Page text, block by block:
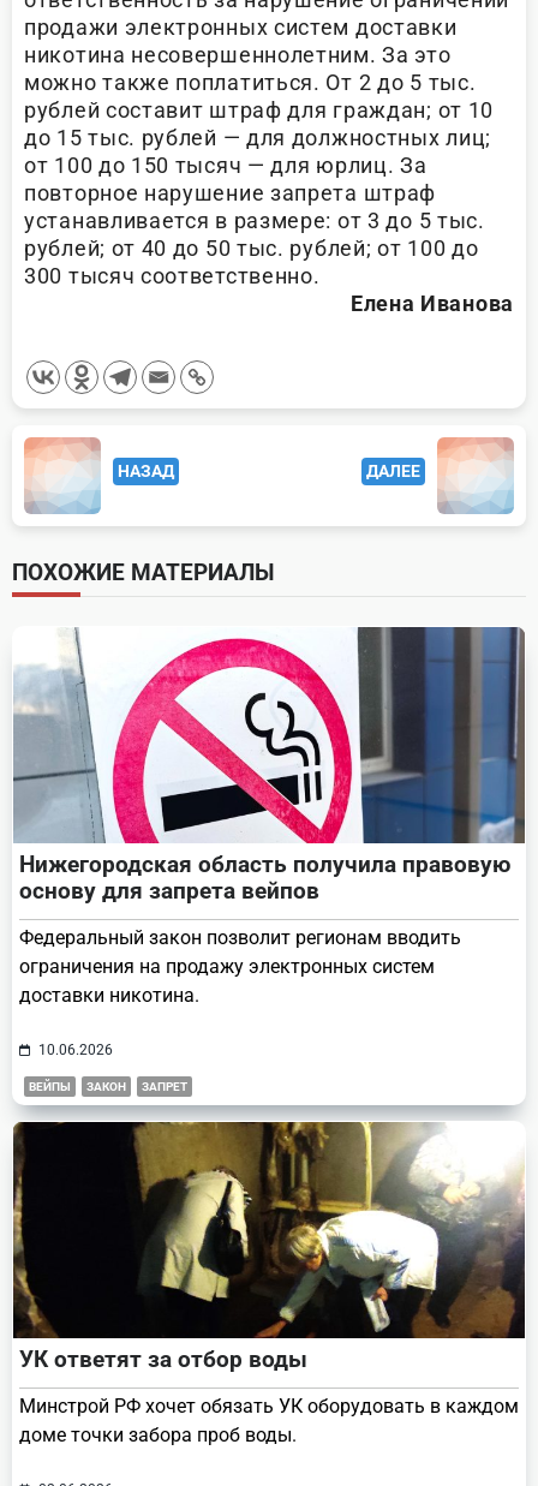
продажи электронных систем доставки
никотина несовершеннолетним. За это
можно также поплатиться. От 2 до 5 тыс.
рублей составит штраф для граждан; от 10
до 15 тыс. рублей — для должностных лиц;
от 100 до 150 тысяч — для юрлиц. За
повторное нарушение запрета штраф
устанавливается в размере: от 3 до 5 тыс.
рублей; от 40 до 50 тыс. рублей; от 100 до
300 тысяч соответственно.
Елена Иванова
<span
class="nav-
subtitle
screen-
reader-
text">Page</span>
НАЗАД ДАЛЕЕ
ПОХОЖИЕ МАТЕРИАЛЫ
Нижегородская область получила правовую
основу для запрета вейпов
Федеральный закон позволит регионам вводить
ограничения на продажу электронных систем
доставки никотина.
10.06.2026
ВЕЙПЫ ЗАКОН ЗАПРЕТ
УК ответят за отбор воды
Минстрой РФ хочет обязать УК оборудовать в каждом
доме точки забора проб воды.